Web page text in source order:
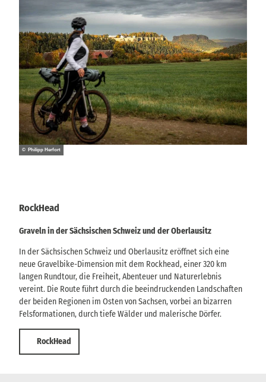
RockHead
Graveln in der Sächsischen Schweiz und der Oberlausitz
In der Sächsischen Schweiz und Oberlausitz eröffnet sich eine
neue Gravelbike-Dimension mit dem Rockhead, einer 320 km
langen Rundtour, die Freiheit, Abenteuer und Naturerlebnis
vereint. Die Route führt durch die beeindruckenden Landschaften
der beiden Regionen im Osten von Sachsen, vorbei an bizarren
Felsformationen, durch tiefe Wälder und malerische Dörfer.
RockHead
© Philipp Herfort